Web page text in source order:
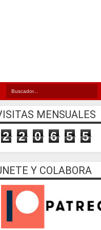
MENSUALES
2 2 0 6 5 5
Y COLABORA